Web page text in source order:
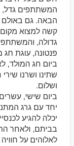
המשתתפים גדל,
הבאה. גם באולם
קשה למצוא
גדולה,
פנטונה, עוגת
ביום חג המולד,
שתינו ושרנו
ושלום.
ביום שישי,
יחד עם גרג
יכלה להגיע
בביתם, ולאחר
לאלוהים על